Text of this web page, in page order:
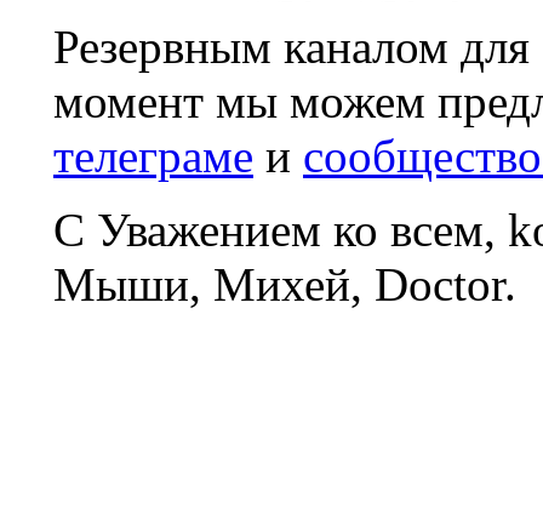
Резервным каналом
момент мы можем
телеграме и
С Уважением ко всем,
Мыши, Михей, Doctor.